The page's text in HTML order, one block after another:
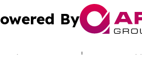
By
Submit Press Release Terms &